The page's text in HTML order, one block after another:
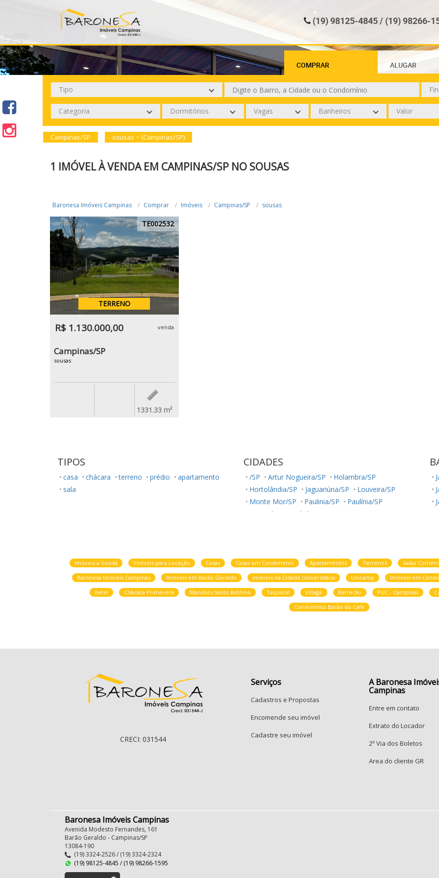
(19) 98125-4845 / (19) 98266-
COMPRAR ALUGAR
Campinas/SP sousas ~ (Campinas/SP)
1 IMÓVEL À VENDA EM CAMPINAS/SP NO SOUSAS
Baronesa Imóveis Campinas Comprar Imóveis Campinas/SP sousas
TE002532
TERRENO
R$ 1.130.000,00 venda
Campinas/SP
sousas
1331.33 m²
TIPOS
casa chácara terreno prédio
apartamento
sala
CIDADES
/SP Artur Nogueira/SP
Holambra/SP
Hortolândia/SP
Jaguariúna/SP
Louveira/SP
Monte Mor/SP
Paulinia/SP
Paulínia/SP
Sumaré/SP
Valinhos/SP
Imóveis a Venda Imóveis para Locação Casas Casas em Condomínio Apartamentos Terrenos Salão
Baronesa Imóveis Campinas
Imóveis em Barão Geraldo Imóveis na Cidade Universitária Unicamp Imóveis em
Betel
Chácara Primavera Mansões Santo Antônio Taquaral Village Barracão PUC - Campinas
Condomínio Barão do Café
CRECI: 031544
Serviços
Cadastros e Propostas
Encomende seu imóvel
Cadastre seu imóvel
A Baronesa
Campinas
Entre em contato
Extrato do Locador
2ª Via dos Boletos
Area do cliente GR
Baronesa Imóveis Campinas
Avenida Modesto Fernandes, 161
Barão Geraldo - Campinas/SP
13084-190
(19) 3324-2526 / (19) 3324-2324
(19) 98125-4845 / (19) 98266-1595